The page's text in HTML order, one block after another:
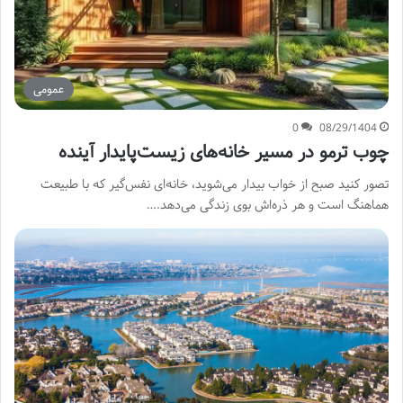
عمومی
08/29/1404
0
چوب ترمو در مسیر خانه‌های زیست‌پایدار آینده
تصور کنید صبح از خواب بیدار می‌شوید، خانه‌ای نفس‌گیر که با طبیعت
هماهنگ است و هر ذره‌اش بوی زندگی می‌دهد.…